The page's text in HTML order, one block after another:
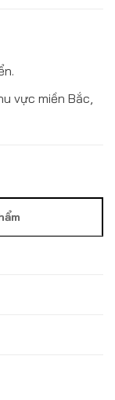
vực miền Bắc,